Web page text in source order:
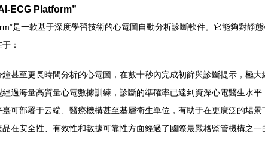
ECG Platform”
是一款基于深度學習技術的心電圖自動分析診斷軟件。它能夠對
：
鐘甚至更長時間分析的心電圖，在數十秒內完成初篩與診斷提示，極大
經過海量高質量心電數據訓練，診斷的準確率已達到資深心電醫生水
臺可部署于云端、醫療機構甚至基層衛生單位，有助于在更廣泛的場
在安全性、有效性和數據可靠性方面經過了國際最嚴格監管機構之